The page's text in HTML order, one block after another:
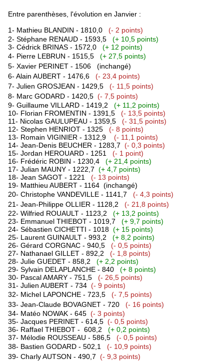
Entre parenthèses, l'évolution en Janvier :
1- Mathieu BLANDIN - 1810,0
(- 2 points)
2- Stéphane RENAUD - 1593,5
(+ 10,5 points)
3- Cédrick BRINAS - 1572,0
(+ 12 points)
4- Pierre LEBRUN - 1515,5
(+ 27,5 points)
5- Xavier PERINET - 1506
(inchangé)
6- Alain AUBERT - 1476,6
(- 23,4 points)
7- Julien GROSJEAN - 1429,5
(- 11,5 points)
8- Marc GODARD - 1420,5 (- 7,5 points)
9- Guillaume VILLARD - 1419,2 (+ 11,2 points)
10- Florian FROMENTIN - 1391,5 (- 13,5 points)
11- Nicolas GAULUPEAU - 1359,5
(- 31,5 points)
12- Stephen HENRIOT - 1325 (- 8 points)
13- Romain VIGINIER - 1312,9
(- 11,1 points)
14- Jean-Denis BEUCHER - 1283,7 (- 0,3 points)
15- Jordan HEROUARD - 1251 (- 1 point)
16- Frédéric ROBIN - 1230,4 (+ 21,4 points)
17- Julian MAUNY - 1222,7 (+ 4,7 points)
18- Jean SAGOT - 1221 (- 13 points)
19- Matthieu AUBERT - 1164 (inchangé)
20- Christophe VANDEVILLE - 1141,7 (- 4,3 points)
21- Jean-Philippe OLLIER - 1128,2 (- 21,8 points)
22- Wilfried ROUAULT - 1123,2 (+ 13,2 points)
23- Emmanuel THIEBOT - 1019,7
(+ 9,7 points)
24- Sébastien CICHETTI - 1018 (+ 15 points)
25- Laurent GUINAULT - 993,2 (+ 8,2 points)
26- Gérard CORGNAC - 940,5 (- 0,5 points)
27- Nathanael GILLET - 892,2
(- 1,8 points)
28- Julie GUEDET - 858,2
(+ 2,2 points)
29- Sylvain DELAPLANCHE - 840 (+ 8 points)
30- Pascal AMARY - 751,5 (- 26,5 points)
31- Julien AUBERT - 734 (- 9 points)
32- Michel LAPONCHE - 723,5 (- 7,5 points)
33- Jean-Claude BOVAGNET - 720 (- 16 points)
34- Matéo NOWAK - 645 (- 3 points)
35- Jacques PERINET - 614,5 (- 0,5 points)
36- Raffael THIEBOT - 608,2 (+ 0,2 points)
37- Mélodie ROUSSEAU - 586,5 (- 0,5 points)
38- Bastien GODARD - 502,1 (- 10,9 points)
39- Charly AUTSON - 490,7 (- 9,3 points)